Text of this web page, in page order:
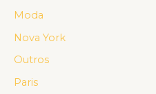
Moda
Nova York
Outros
Paris